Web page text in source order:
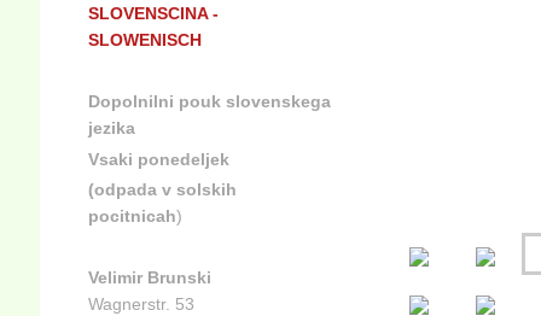
SLOVENSCINA -
SLOWENISCH
Dopolnilni pouk slovenskega
jezika
Vsaki ponedeljek
(odpada v solskih
pocitnicah)
Velimir Brunski
Wagnerstr. 53